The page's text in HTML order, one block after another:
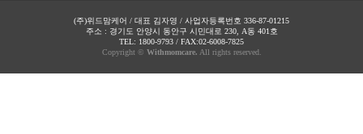
(주)위드맘케어 / 대표 김자영 / 사업자등록번호 336-87-01215
주소 : 경기도 안양시 동안구 시민대로 230, A동 401호
TEL: 1800-9793 / FAX:02-6008-7825
Copyright © Withmomcare. All rights reserved.